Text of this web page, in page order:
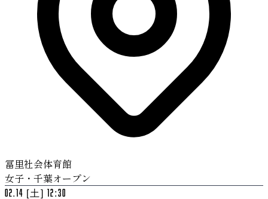
冨里社会体育館
女子・千葉オープン
02.14 [土] 12:30